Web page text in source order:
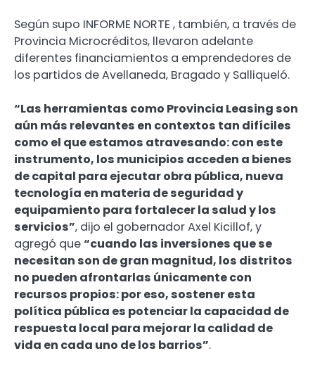
Según supo INFORME NORTE , también, a través de
Provincia Microcréditos, llevaron adelante
diferentes financiamientos a emprendedores de
los partidos de Avellaneda, Bragado y Salliqueló.
“Las herramientas como Provincia Leasing son
aún más relevantes en contextos tan difíciles
como el que estamos atravesando: con este
instrumento, los municipios acceden a bienes
de capital para ejecutar obra pública, nueva
tecnología en materia de seguridad y
equipamiento para fortalecer la salud y los
servicios”, dijo el gobernador Axel Kicillof, y
agregó que“cuando las inversiones que se
necesitan son de gran magnitud, los distritos
no pueden afrontarlas únicamente con
recursos propios: por eso, sostener esta
política pública es potenciar la capacidad de
respuesta local para mejorar la calidad de
vida en cada uno de los barrios”.